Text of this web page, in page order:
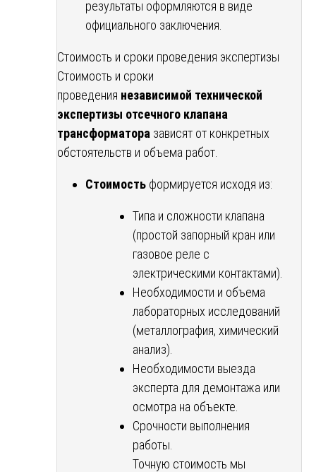
результаты оформляются в виде
официального заключения.
Стоимость и сроки проведения экспертизы
Стоимость и сроки
проведения независимой технической
экспертизы отсечного клапана
трансформатора зависят от конкретных
обстоятельств и объема работ.
Стоимость формируется исходя из:
Типа и сложности клапана
(простой запорный кран или
газовое реле с
электрическими контактами).
Необходимости и объема
лабораторных исследований
(металлография, химический
анализ).
Необходимости выезда
эксперта для демонтажа или
осмотра на объекте.
Срочности выполнения
работы.
Точную стоимость мы